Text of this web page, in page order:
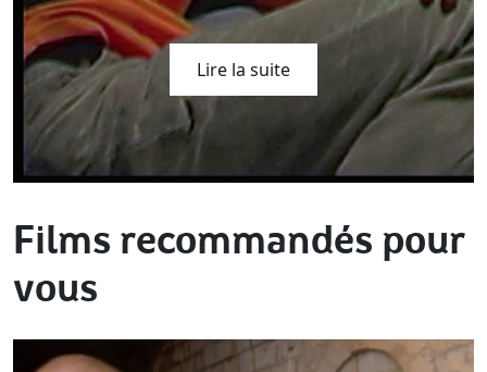
Lire la suite
Films recommandés pour
vous